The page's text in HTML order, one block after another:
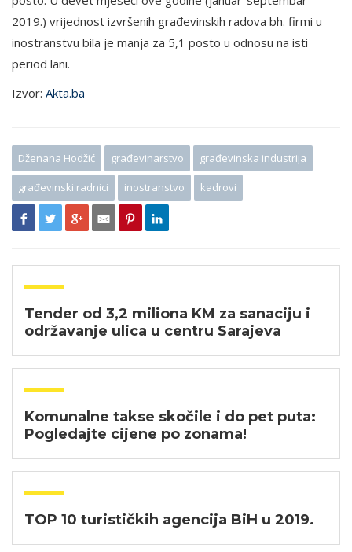
2019.) vrijednost izvršenih građevinskih radova bh. firmi u
inostranstvu bila je manja za 5,1 posto u odnosu na isti
period lani.
Izvor: Akta.ba
Dženana Hodžić građevinarstvo građevinska industrija
građevinski radnici inostranstvo kadrovi
Tender od 3,2 miliona KM za sanaciju i
održavanje ulica u centru Sarajeva
Komunalne takse skočile i do pet puta:
Pogledajte cijene po zonama!
TOP 10 turističkih agencija BiH u 2019.